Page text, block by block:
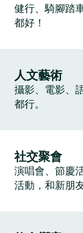
健行、騎腳踏
都好！
人文藝術
攝影、電影、
都行。
社交聚會
演唱會、節慶
活動，和新朋